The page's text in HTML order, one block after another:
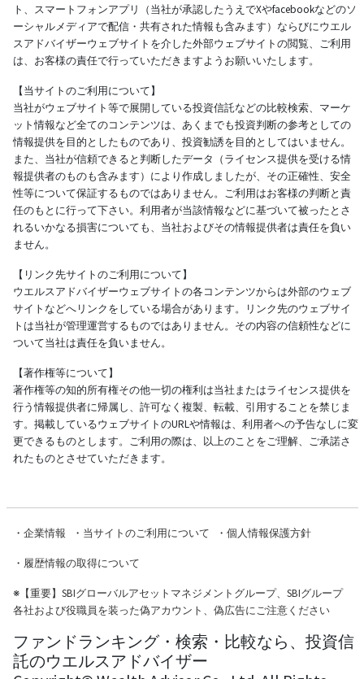
ト、スマートフォンアプリ（当社が承認したうえでXやfacebookなどのソ
ーシャルメディアで配信・共有された情報も含みます）ならびにウエル
スアドバイザーウェブサイトを介した外部ウェブサイトの閲覧、ご利用
は、お客様の責任で行っていただきますようお願いいたします。
【当サイトのご利用について】
当社がウェブサイト等で展開している投資信託などの比較検索、マーケ
ット情報など全てのコンテンツは、あくまでも投資判断の参考としての
情報提供を目的としたものであり、投資勧誘を目的としてはいません。
また、当社が信頼できると判断したデータ（ライセンス提供を受ける情
報提供者のものも含みます）により作成しましたが、その正確性、安全
性等について保証するものではありません。ご利用はお客様の判断と責
任のもとに行って下さい。利用者が当該情報などに基づいて被ったとさ
れるいかなる損害についても、当社およびその情報提供者は責任を負い
ません。
【リンク先サイトのご利用について】
ウエルスアドバイザーウェブサイトの各コンテンツからは外部のウェブ
サイトなどへリンクをしている場合があります。リンク先のウェブサイ
トは当社が管理運営するものではありません。その内容の信頼性などに
ついて当社は責任を負いません。
【著作権等について】
著作権等の知的所有権その他一切の権利は当社またはライセンス提供を
行う情報提供者に帰属し、許可なく複製、転載、引用することを禁じま
す。掲載しているウェブサイトのURLや情報は、利用者への予告なしに変
更できるものとします。ご利用の際は、以上のことをご理解、ご承諾さ
れたものとさせていただきます。
・ 企業情報 ・ 当サイトのご利用について ・ 個人情報保護方針
・ 履歴情報の取得について
※【重要】SBIグローバルアセットマネジメントグループ、SBIグループ
各社および役職員を装った偽アカウント、偽広告にご注意ください
ファンドランキング・検索・比較なら、投資信
託のウエルスアドバイザー